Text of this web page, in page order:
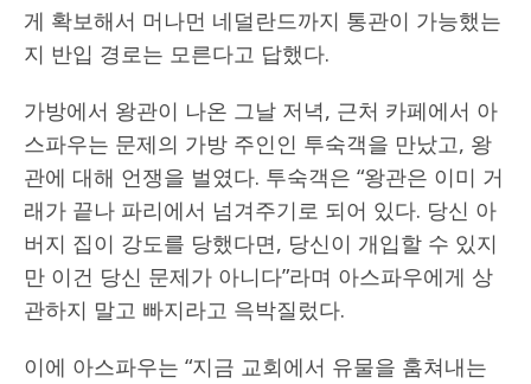
게 확보해서 머나먼 네덜란드까지 통관이 가능했는
지 반입 경로는 모른다고 답했다.
가방에서 왕관이 나온 그날 저녁, 근처 카페에서 아
스파우는 문제의 가방 주인인 투숙객을 만났고, 왕
관에 대해 언쟁을 벌였다. 투숙객은 “왕관은 이미 거
래가 끝나 파리에서 넘겨주기로 되어 있다. 당신 아
버지 집이 강도를 당했다면, 당신이 개입할 수 있지
만 이건 당신 문제가 아니다”라며 아스파우에게 상
관하지 말고 빠지라고 윽박질렀다.
이에 아스파우는 “지금 교회에서 유물을 훔쳐내는